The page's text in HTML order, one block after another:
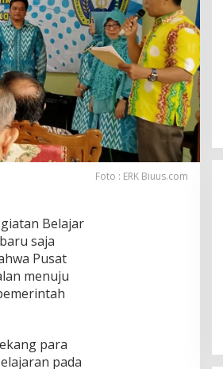
Foto : ERK Biuus.com
Belajar
saja
Pusat
menuju
para
pada